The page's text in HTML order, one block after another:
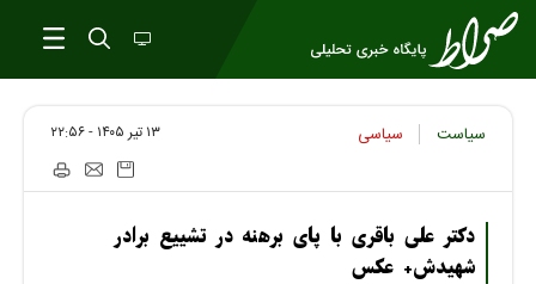
سیاست سیاسی ۱۳ تير ۱۴۰۵ - ۲۲:۵۶
دکتر علی باقری با پای برهنه در تشییع برادر
شهیدش+ عکس